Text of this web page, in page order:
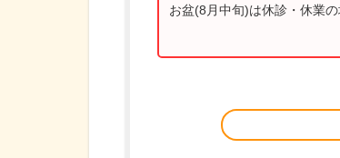
お盆(8月中旬)は休診・休業